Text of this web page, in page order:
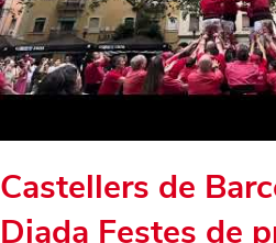
Castellers de
Diada Festes de